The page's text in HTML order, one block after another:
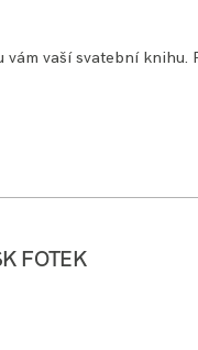
vaší svatební knihu.
FOTEK